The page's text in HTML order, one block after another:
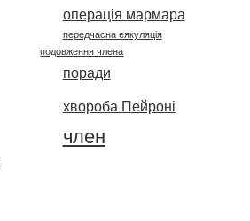
операція мармара
передчасна еякуляція
подовження члена
поради
хвороба Пейроні
член